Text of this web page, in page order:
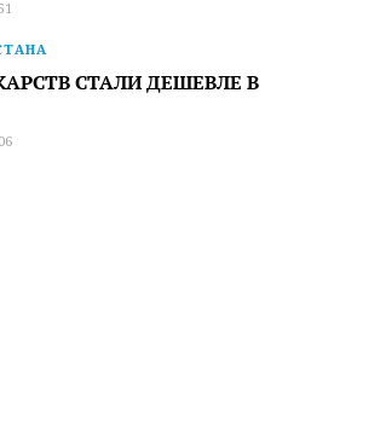
СТАЛИ ДЕШЕВЛЕ В